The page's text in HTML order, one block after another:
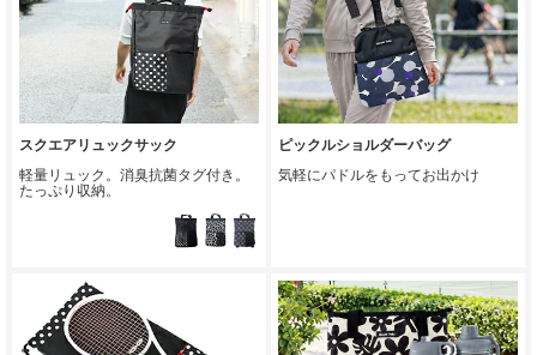
スクエアリュックサック
軽量リュック。消臭抗菌タグ付き。
たっぷり収納。
ピックルショルダーバッグ
気軽にパドルをもってお出かけ